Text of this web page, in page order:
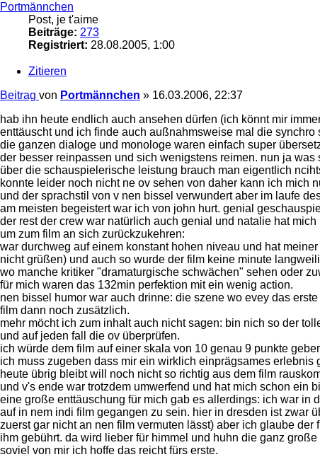
Portmännchen
Post, je t'aime
Beiträge: 273
Registriert: 28.08.2005, 1:00
Zitieren
Beitrag von Portmännchen » 16.03.2006, 22:37
hab ihn heute endlich auch ansehen dürfen (ich könnt mir
enttäuscht und ich finde auch außnahmsweise mal die synchro
die ganzen dialoge und monologe waren einfach super
der besser reinpassen und sich wenigstens reimen. nun ja was
über die schauspielerische leistung brauch man eigentlich
konnte leider noch nicht ne ov sehen von daher kann ich mich
und der sprachstil von v nen bissel verwundert aber im laufe
am meisten begeistert war ich von john hurt. genial
der rest der crew war natürlich auch genial und natalie hat
um zum film an sich zurückzukehren:
war durchweg auf einem konstant hohen niveau und hat
nicht grüßen) und auch so wurde der film keine minute
wo manche kritiker "dramaturgische schwächen" sehen oder
für mich waren das 132min perfektion mit ein wenig action.
nen bissel humor war auch drinne: die szene wo evey das
film dann noch zusätzlich.
mehr möcht ich zum inhalt auch nicht sagen: bin nich so der
und auf jeden fall die ov überprüfen.
ich würde dem film auf einer skala von 10 genau 9 punkte
ich muss zugeben dass mir ein wirklich einprägsames
heute übrig bleibt will noch nicht so richtig aus dem film
und v's ende war trotzdem umwerfend und hat mich schon ein
eine große enttäuschung für mich gab es allerdings: ich war in
auf in nem indi film gegangen zu sein. hier in dresden ist zwar
zuerst gar nicht an nen film vermuten lässt) aber ich glaube
ihm gebührt. da wird lieber für himmel und huhn die ganz
soviel von mir ich hoffe das reicht fürs erste.